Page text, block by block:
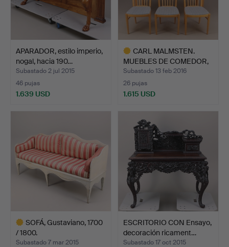
APARADOR, estilo imperio,
nogal, hacia 190…
Subastado 2 jul 2015
46 pujas
1.639 USD
CARL MALMSTEN.
MUEBLES DE COMEDOR,
7 pieza…
Subastado 13 feb 2016
26 pujas
1.615 USD
seleccionado
SOFÁ, Gustaviano, 1700
/ 1800.
Subastado 7 mar 2015
ESCRITORIO CON Ensayo,
decoración ricament…
Subastado 17 oct 2015